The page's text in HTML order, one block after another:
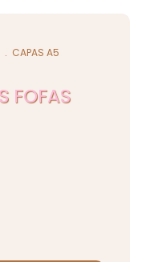
. CAPAS A5
FOFAS